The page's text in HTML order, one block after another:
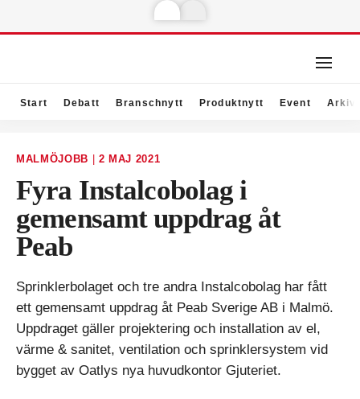
Start Debatt Branschnytt Produktnytt Event Arkiv
MALMÖJOBB 2 MAJ 2021
Fyra Instalcobolag i
gemensamt uppdrag åt
Peab
Sprinklerbolaget och tre andra Instalcobolag har fått
ett gemensamt uppdrag åt Peab Sverige AB i Malmö.
Uppdraget gäller projektering och installation av el,
värme & sanitet, ventilation och sprinklersystem vid
bygget av Oatlys nya huvudkontor Gjuteriet.